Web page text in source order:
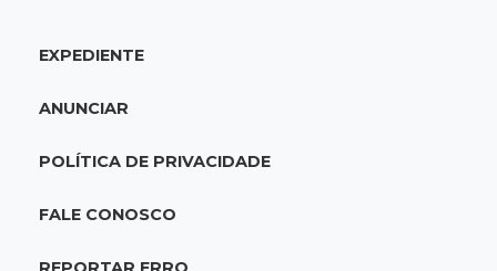
21:43Futebol de MS
disputa com seis equipes
Motociclista morre atropelado por caminhão
EXPEDIENTE
ANUNCIAR
POLÍTICA DE PRIVACIDADE
FALE CONOSCO